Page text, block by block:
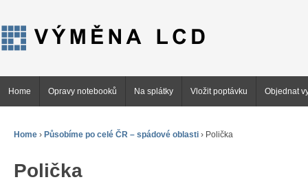
Home Opravy notebooků Na splátky Vložit poptávku Objednat
Home › Působíme po celé ČR – spádové oblasti › Polička
Polička